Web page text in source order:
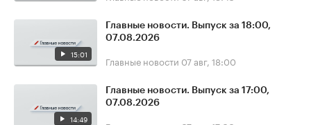
15:01
Главные новости. Выпуск за 18:00,
07.08.2026
Главные новости 07 авг, 18:00
14:49
Главные новости. Выпуск за 17:00,
07.08.2026